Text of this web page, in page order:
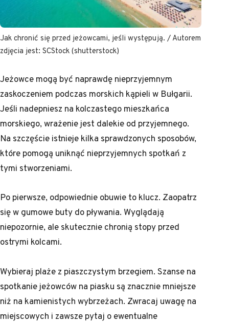
Jak chronić się przed jeżowcami, jeśli występują. / Autorem
zdjęcia jest: SCStock (shutterstock)
Jeżowce mogą być naprawdę nieprzyjemnym
zaskoczeniem podczas morskich kąpieli w Bułgarii.
Jeśli nadepniesz na kolczastego mieszkańca
morskiego, wrażenie jest dalekie od przyjemnego.
Na szczęście istnieje kilka sprawdzonych sposobów,
które pomogą uniknąć nieprzyjemnych spotkań z
tymi stworzeniami.
Po pierwsze, odpowiednie obuwie to klucz. Zaopatrz
się w gumowe buty do pływania. Wyglądają
niepozornie, ale skutecznie chronią stopy przed
ostrymi kolcami.
Wybieraj plaże z piaszczystym brzegiem. Szanse na
spotkanie jeżowców na piasku są znacznie mniejsze
niż na kamienistych wybrzeżach. Zwracaj uwagę na
miejscowych i zawsze pytaj o ewentualne